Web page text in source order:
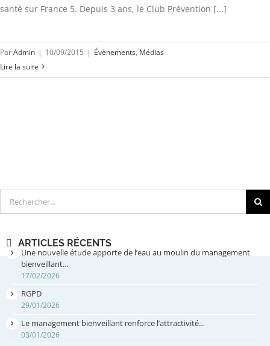
santé sur France 5. Depuis 3 ans, le Club Prévention [...]
ParAdmin | 10/09/2015 | Évènements, Médias
Lire la suite
Rechercher
ARTICLES RÉCENTS
Une nouvelle étude apporte de l’eau au moulin du management
bienveillant…
17/02/2026
RGPD
29/01/2026
Le management bienveillant renforce l’attractivité…
03/01/2026